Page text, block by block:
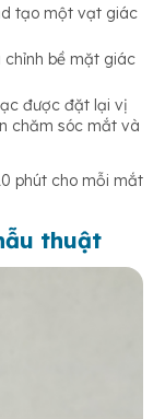
tạo một vạt giác
chỉnh bề mặt giác
được đặt lại vị
chăm sóc mắt và
phút cho mỗi mắt
thuật